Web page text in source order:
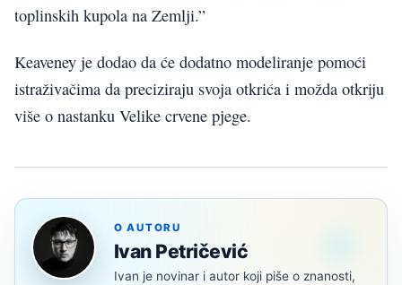
toplinskih kupola na Zemlji.”
Keaveney je dodao da će dodatno modeliranje pomoći
istraživačima da preciziraju svoja otkrića i možda otkriju
više o nastanku Velike crvene pjege.
O AUTORU
Ivan Petričević
Ivan je novinar i autor koji piše o znanosti,